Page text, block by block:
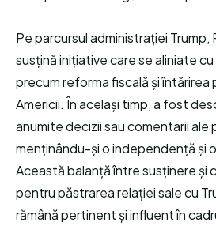
Pe parcursul administrației Trump,
susțină inițiative care se aliniate
precum reforma fiscală și întărirea
Americii. În același timp, a fost
anumite decizii sau comentarii ale
menținându-și o independență și
Această balanță între susținere și
pentru păstrarea relației sale cu
rămână pertinent și influent în